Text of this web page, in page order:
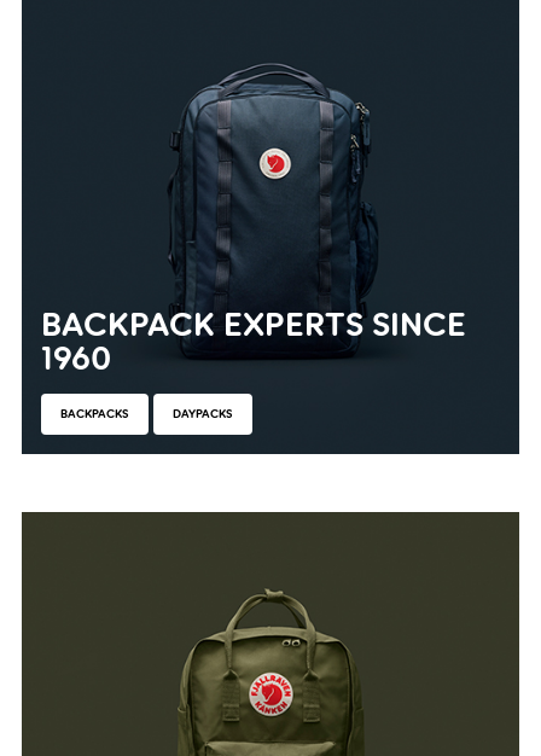
BACKPACK EXPERTS SINCE
1960
BACKPACKS DAYPACKS